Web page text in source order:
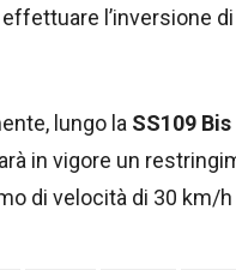
l’inversione
lungo la SS109
in vigore un
di velocità di 30 km/